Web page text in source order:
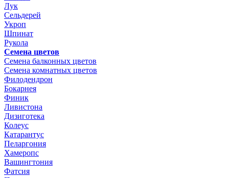
Лук
Сельдерей
Укроп
Шпинат
Рукола
Семена цветов
Семена балконных цветов
Семена комнатных цветов
Филодендрон
Бокарнея
Финик
Ливистона
Дизиготека
Колеус
Катарантус
Пеларгония
Хамеропс
Вашингтония
Фатсия